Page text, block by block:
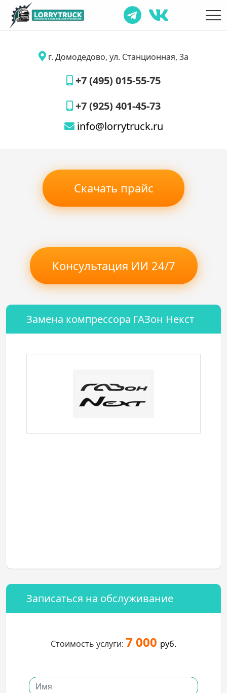
г. Домодедово, ул. Станционная, 3а
+7 (495) 015-55-75
+7 (925) 401-45-73
info@lorrytruck.ru
Скачать прайс
Консультация ИИ 24/7
Замена компрессора ГАЗон Некст
Записаться на обслуживание
Стоимость услуги: 7 000 руб.